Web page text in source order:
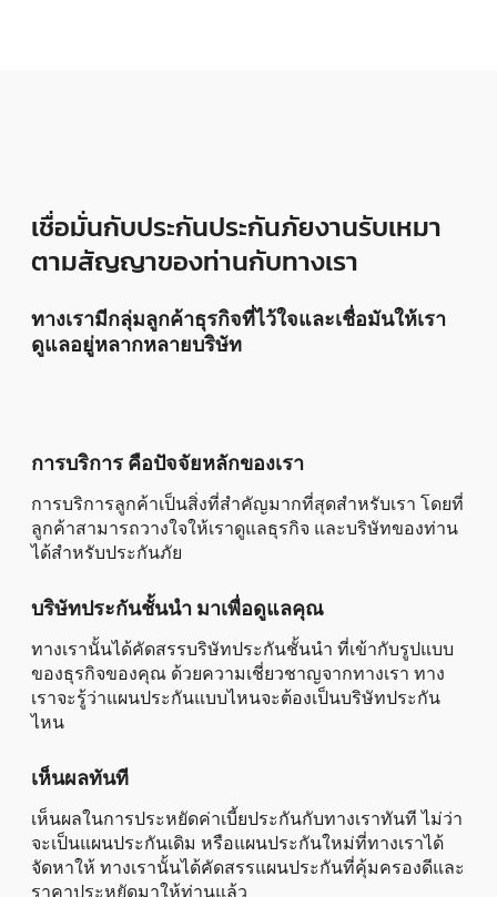
เชื่อมั่นกับประกันประกันภัยงานรับเหมา
ตามสัญญาของท่านกับทางเรา
ทางเรามีกลุ่มลูกค้าธุรกิจที่ไว้ใจและเชื่อมันให้เรา
ดูแลอยู่หลากหลายบริษัท
การบริการ คือปัจจัยหลักของเรา
การบริการลูกค้าเป็นสิ่งที่สำคัญมากที่สุดสำหรับเรา โดยที่
ลูกค้าสามารถวางใจให้เราดูแลธุรกิจ และบริษัทของท่าน
ได้สำหรับประกันภัย
บริษัทประกันชั้นนำ มาเพื่อดูแลคุณ
ทางเรานั้นได้คัดสรรบริษัทประกันชั้นนำ ที่เข้ากับรูปแบบ
ของธุรกิจของคุณ ด้วยความเชี่ยวชาญจากทางเรา ทาง
เราจะรู้ว่าแผนประกันแบบไหนจะต้องเป็นบริษัทประกัน
ไหน
เห็นผลทันที
เห็นผลในการประหยัดค่าเบี้ยประกันกับทางเราทันที ไม่ว่า
จะเป็นแผนประกันเดิม หรือแผนประกันใหม่ที่ทางเราได้
จัดหาให้ ทางเรานั้นได้คัดสรรแผนประกันที่คุ้มครองดีและ
ราคาประหยัดมาให้ท่านแล้ว